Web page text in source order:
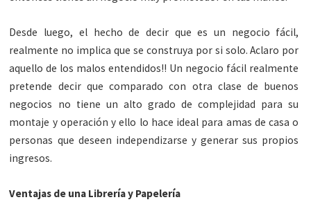
Desde luego, el hecho de decir que es un negocio fácil,
realmente no implica que se construya por si solo. Aclaro por
aquello de los malos entendidos!! Un negocio fácil realmente
pretende decir que comparado con otra clase de buenos
negocios no tiene un alto grado de complejidad para su
montaje y operación y ello lo hace ideal para amas de casa o
personas que deseen independizarse y generar sus propios
ingresos.
Ventajas de una Librería y Papelería